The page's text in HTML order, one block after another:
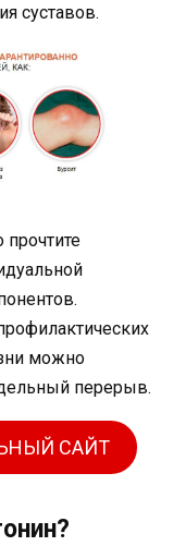
суставов.
можно
перерыв.
САЙТ